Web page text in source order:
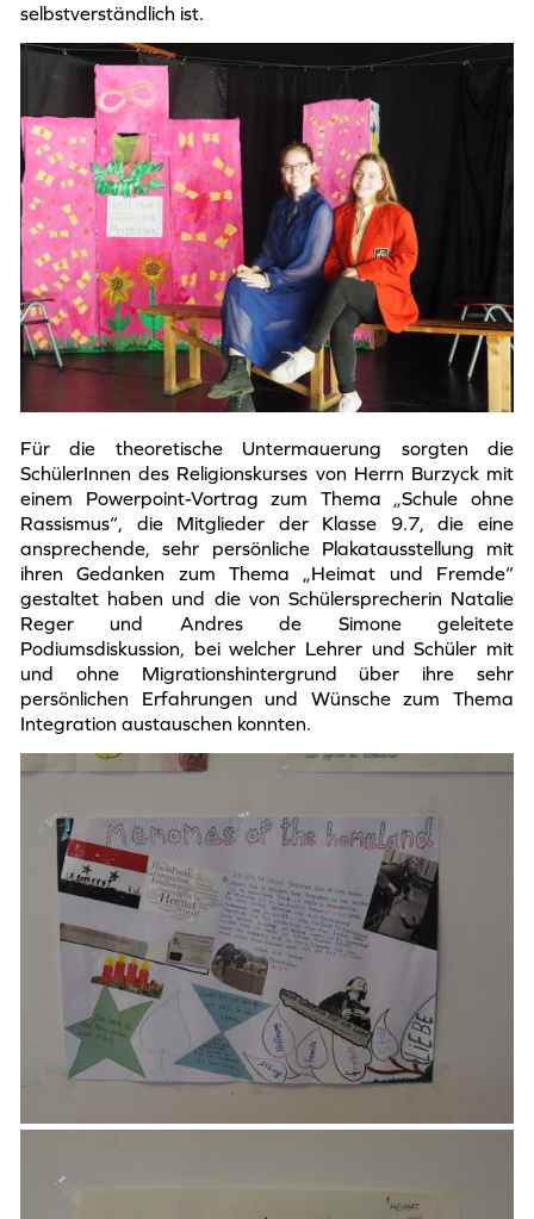
selbstverständlich ist.
Für die theoretische Untermauerung sorgten die
SchülerInnen des Religionskurses von Herrn Burzyck mit
einem Powerpoint-Vortrag zum Thema „Schule ohne
Rassismus“, die Mitglieder der Klasse 9.7, die eine
ansprechende, sehr persönliche Plakatausstellung mit
ihren Gedanken zum Thema „Heimat und Fremde“
gestaltet haben und die von Schülersprecherin Natalie
Reger und Andres de Simone geleitete
Podiumsdiskussion, bei welcher Lehrer und Schüler mit
und ohne Migrationshintergrund über ihre sehr
persönlichen Erfahrungen und Wünsche zum Thema
Integration austauschen konnten.